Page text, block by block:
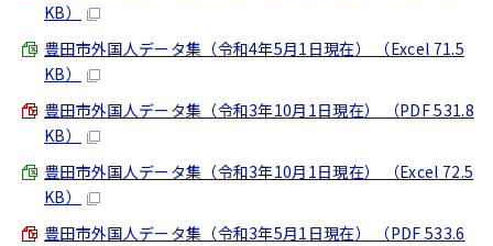
KB）
豊田市外国人データ集（令和4年5月1日現在） （Excel 71.5
KB）
豊田市外国人データ集（令和3年10月1日現在） （PDF 531.8
KB）
豊田市外国人データ集（令和3年10月1日現在） （Excel 72.5
KB）
豊田市外国人データ集（令和3年5月1日現在） （PDF 533.6